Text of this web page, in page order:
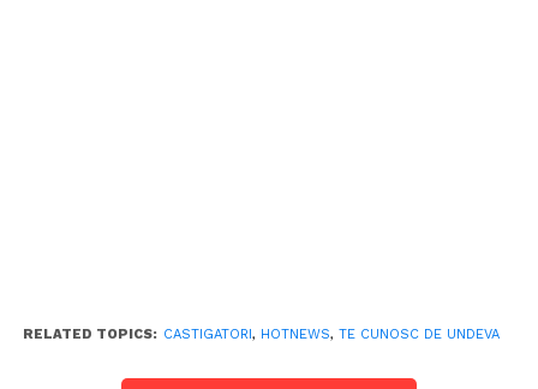
RELATED TOPICS: CASTIGATORI, HOTNEWS, TE CUNOSC DE UNDEVA